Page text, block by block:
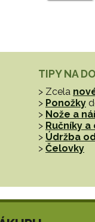
TIPY NA
> Zcela
> Ponožky
> Nože a
> Ručníky a
> Údržba
> Čelovky